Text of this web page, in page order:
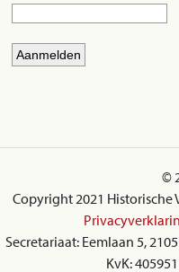
©
Copyright 2021 Historische
Secretariaat: Eemlaan 5,
KvK: